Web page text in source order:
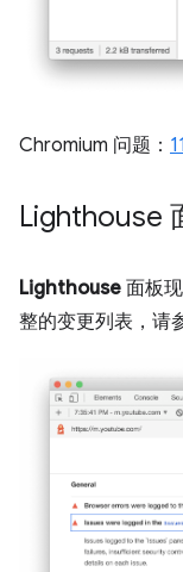
Chromium 问题：
Lighthouse
Lighthouse 面板
整的变更列表，请